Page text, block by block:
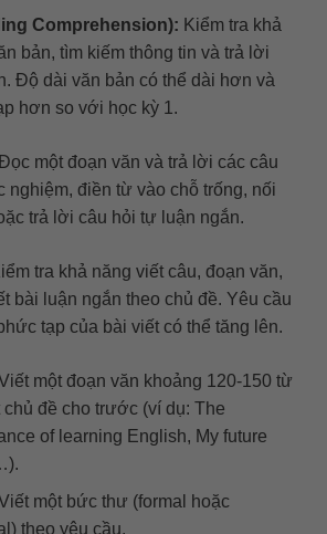
Comprehension): Kiểm tra khả
bản, tìm kiếm thông tin và trả lời
Độ dài văn bản có thể dài hơn và
hơn so với học kỳ 1.
một đoạn văn và trả lời các câu
nghiệm, điền từ vào chỗ trống, nối
trả lời câu hỏi tự luận ngắn.
tra khả năng viết câu, đoạn văn,
bài luận ngắn theo chủ đề. Yêu cầu
tạp của bài viết có thể tăng lên.
một đoạn văn khoảng 120-150 từ
chủ đề cho trước (ví dụ: The
of learning English, My future
một bức thư (formal hoặc
theo yêu cầu.